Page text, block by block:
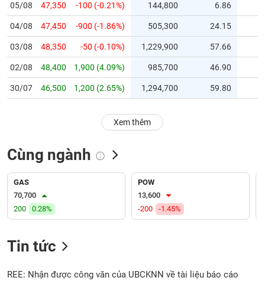
mới
Niêm
yết
bổ
Hủy
dõi
biệt
Không
được
05/08 47,350 -100 (-0.21%) 144,800 6.86
04/08 47,450 -900 (-1.86%) 505,300 24.15
03/08 48,350 -50 (-0.10%) 1,229,900 57.66
02/08 48,400 1,900 (4.09%) 985,700 46.90
30/07 46,500 1,200 (2.65%) 1,294,700 59.80
Xem thêm
Cùng ngành
GAS
70,700
200
0.28%
POW
13,600
-200
-1.45%
Tin tức
REE: Nhận được công văn của UBCKNN về tài liệu báo cáo
SINH
TRÁI
PHIẾU
CÔNG
ĐẦU
TƯ
DỮ
LIỆU